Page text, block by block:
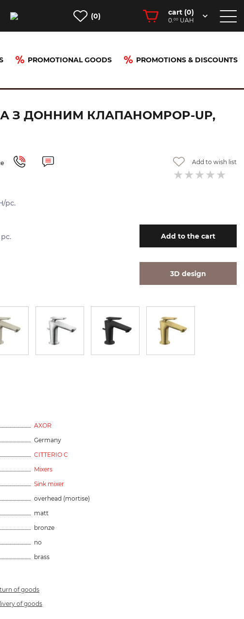
(0) cart (0)
0.00 UAH
PROMOTIONAL GOODS PROMOTIONS & DISCOUNTS
up, Brushed Bronze (49010140)
З ДОННИМ КЛАПАНОМPOP-UP,
Add to wish list
pc.
pc. Add to the cart
3D design
AXOR
Germany
CITTERIO C
Mixers
Sink mixer
overhead (mortise)
matt
bronze
no
brass
of goods
of goods